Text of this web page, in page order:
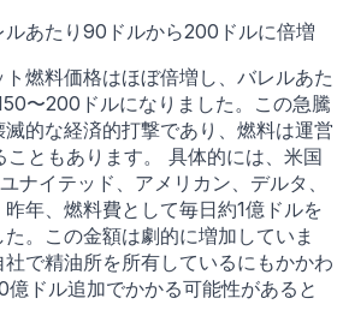
あたり90ドルから200ドルに倍増
燃料価格はほぼ倍増し、バレルあた
〜200ドルになりました。この急騰
的な経済的打撃であり、燃料は運営
こともあります。 具体的には、米国
ナイテッド、アメリカン、デルタ、
年、燃料費として毎日約1億ドルを
。この金額は劇的に増加していま
で精油所を所有しているにもかかわ
億ドル追加でかかる可能性があると